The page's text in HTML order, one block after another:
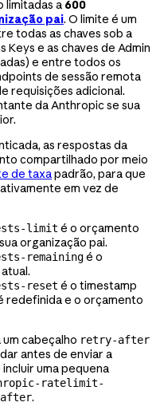
limitadas a 600
pai. O limite é um
todas as chaves sob a
e as chaves de Admin
e entre todos os
de sessão remota
requisições adicional.
da Anthropic se sua
as respostas da
compartilhado por meio
de taxapadrão, para que
em vez de
limit é o orçamento
organização pai.
remainingé o
reset é o timestamp
redefinida e o orçamento
cabeçalho retry-after
antes de enviar a
uma pequena
ratelimit-
.